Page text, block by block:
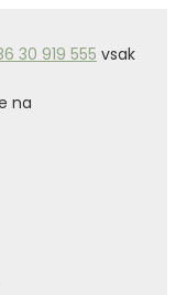
30 919 555 vsak
na